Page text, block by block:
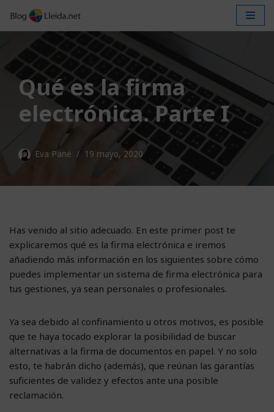
Saltar
contenido
Qué es la firma
electrónica. Parte I
Eva Pané 19 mayo, 2020
Has venido al sitio adecuado. En este primer post te
explicaremos qué es la firma electrónica e iremos
añadiendo más información en los siguientes sobre cómo
puedes implementar un sistema de firma electrónica para
tus gestiones, ya sean personales o profesionales.
Ya sea debido al confinamiento u otros motivos, es posible
que te haya tocado explorar la posibilidad de buscar
alternativas a la firma de documentos en papel. Y no solo
esto, te habrán dicho (además), que reúnan las garantías
suficientes de validez y efectos ante una posible
reclamación.